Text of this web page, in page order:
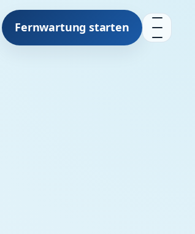
Fernwartung starten